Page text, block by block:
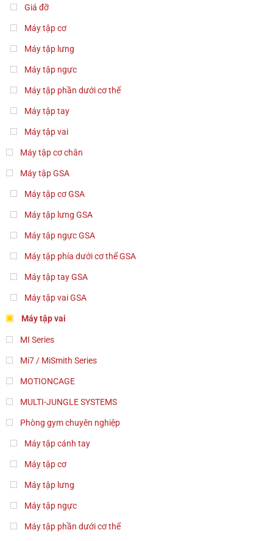
Giá đỡ
Máy tập cơ
Máy tập lưng
Máy tập ngực
Máy tập phần dưới cơ thể
Máy tập tay
Máy tập vai
Máy tập cơ chân
Máy tập GSA
Máy tập cơ GSA
Máy tập lưng GSA
Máy tập ngực GSA
Máy tập phía dưới cơ thể GSA
Máy tập tay GSA
Máy tập vai GSA
Máy tập vai
MI Series
Mi7 / MiSmith Series
MOTIONCAGE
MULTI-JUNGLE SYSTEMS
Phòng gym chuyên nghiệp
Máy tập cánh tay
Máy tập cơ
Máy tập lưng
Máy tập ngực
Máy tập phần dưới cơ thể